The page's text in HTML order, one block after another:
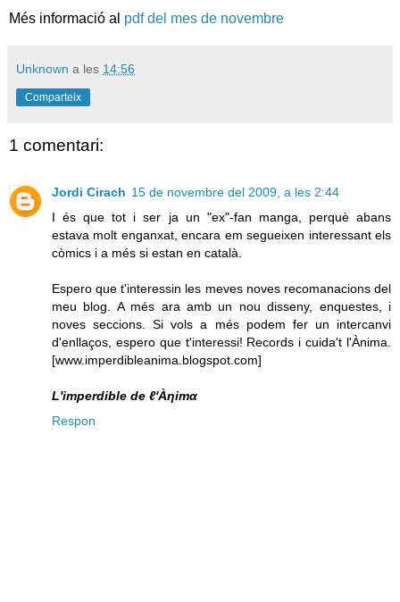
Més informació al pdf del mes de novembre
Unknown a les 14:56
Comparteix
1 comentari:
Jordi Cirach 15 de novembre del 2009, a les 2:44
I és que tot i ser ja un "ex"-fan manga, perquè abans
estava molt enganxat, encara em segueixen interessant els
còmics i a més si estan en català.
Espero que t'interessin les meves noves recomanacions del
meu blog. A més ara amb un nou disseny, enquestes, i
noves seccions. Si vols a més podem fer un intercanvi
d'enllaços, espero que t'interessi! Records i cuida't l'Ànima.
[www.imperdibleanima.blogspot.com]
L'imperdible de ℓ'Àηimα
Respon